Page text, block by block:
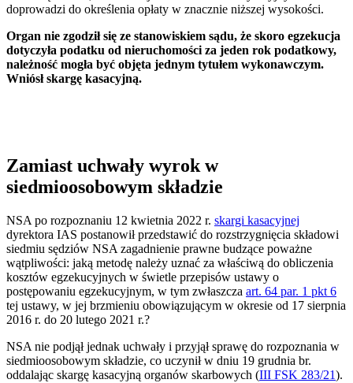
doprowadzi do określenia opłaty w znacznie niższej wysokości.
Organ nie zgodził się ze stanowiskiem sądu, że skoro egzekucja
dotyczyła podatku od nieruchomości za jeden rok podatkowy,
należność mogła być objęta jednym tytułem wykonawczym.
Wniósł skargę kasacyjną.
Zamiast uchwały wyrok w
siedmioosobowym składzie
NSA po rozpoznaniu 12 kwietnia 2022 r. skargi kasacyjnej
dyrektora IAS postanowił przedstawić do rozstrzygnięcia składowi
siedmiu sędziów NSA zagadnienie prawne budzące poważne
wątpliwości: jaką metodę należy uznać za właściwą do obliczenia
kosztów egzekucyjnych w świetle przepisów ustawy o
postępowaniu egzekucyjnym, w tym zwłaszcza art. 64 par. 1 pkt 6
tej ustawy, w jej brzmieniu obowiązującym w okresie od 17 sierpnia
2016 r. do 20 lutego 2021 r.?
NSA nie podjął jednak uchwały i przyjął sprawę do rozpoznania w
siedmioosobowym składzie, co uczynił w dniu 19 grudnia br.
oddalając skargę kasacyjną organów skarbowych (III FSK 283/21).